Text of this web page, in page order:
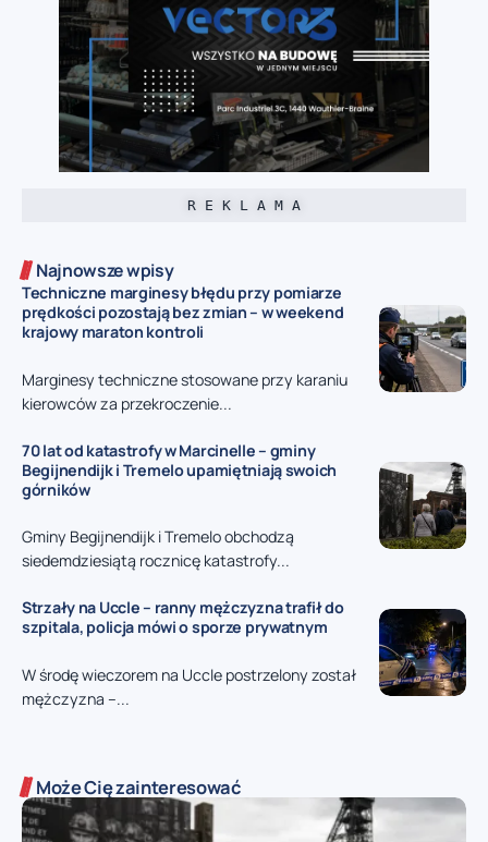
R E K L A M A
Najnowsze wpisy
Techniczne marginesy błędu przy pomiarze
prędkości pozostają bez zmian – w weekend
krajowy maraton kontroli
Marginesy techniczne stosowane przy karaniu
kierowców za przekroczenie...
70 lat od katastrofy w Marcinelle – gminy
Begijnendijk i Tremelo upamiętniają swoich
górników
Gminy Begijnendijk i Tremelo obchodzą
siedemdziesiątą rocznicę katastrofy...
Strzały na Uccle – ranny mężczyzna trafił do
szpitala, policja mówi o sporze prywatnym
W środę wieczorem na Uccle postrzelony został
mężczyzna –...
Może Cię zainteresować